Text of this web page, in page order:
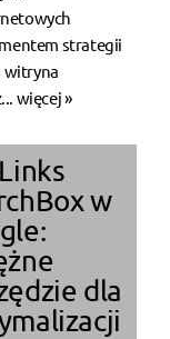
strategii
witryna
więcej »
w
dla